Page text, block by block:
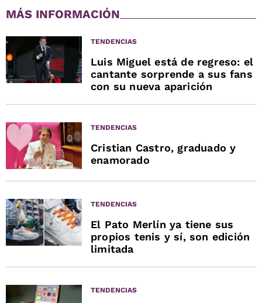
MÁS INFORMACIÓN
TENDENCIAS
Luis Miguel está de regreso: el
cantante sorprende a sus fans
con su nueva aparición
TENDENCIAS
Cristian Castro, graduado y
enamorado
TENDENCIAS
El Pato Merlín ya tiene sus
propios tenis y sí, son edición
limitada
TENDENCIAS